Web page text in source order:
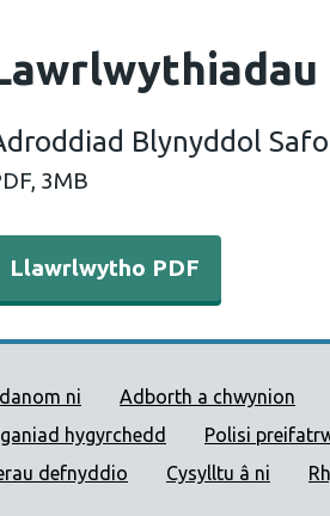
Blynyddol
3MB
PDF - Adroddiad
Llawrlwytho PDF
Iechyd
ni Adborth a chwynion
hygyrchedd
Polisi
defnyddio
Cysylltu â ni